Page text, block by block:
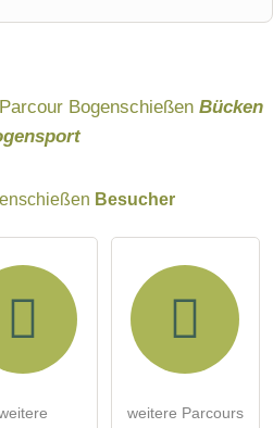
Bogenschießen Bücken
Besucher
weitere Parcours